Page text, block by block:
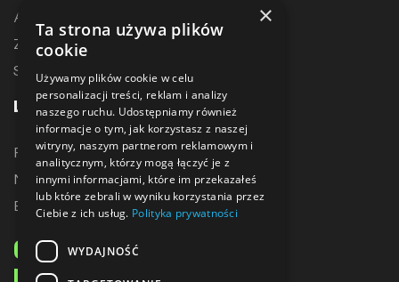
Akcesoria treningowe
Zostań dystrybutorem
Sublimacja
LINKI
Promocje
Nowe produkty
Bestsellery
ODBIERZ 10% ZNIŻKI
×
Ta strona używa plików
cookie
Używamy plików cookie w celu
personalizacji treści, reklam i analizy
naszego ruchu. Udostępniamy również
informacje o tym, jak korzystasz z naszej
witryny, naszym partnerom reklamowym i
analitycznym, którzy mogą łączyć je z
innymi informacjami, które im przekazałeś
lub które zebrali w wyniku korzystania przez
Ciebie z ich usług. Polityka prywatności
WYDAJNOŚĆ